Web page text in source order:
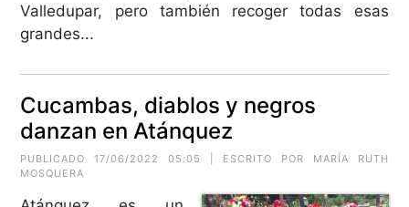
Valledupar, pero también recoger todas esas
grandes...
Cucambas, diablos y negros
danzan en Atánquez
PUBLICADO 17/06/2022 05:05 | ESCRITO POR MARÍA RUTH
MOSQUERA